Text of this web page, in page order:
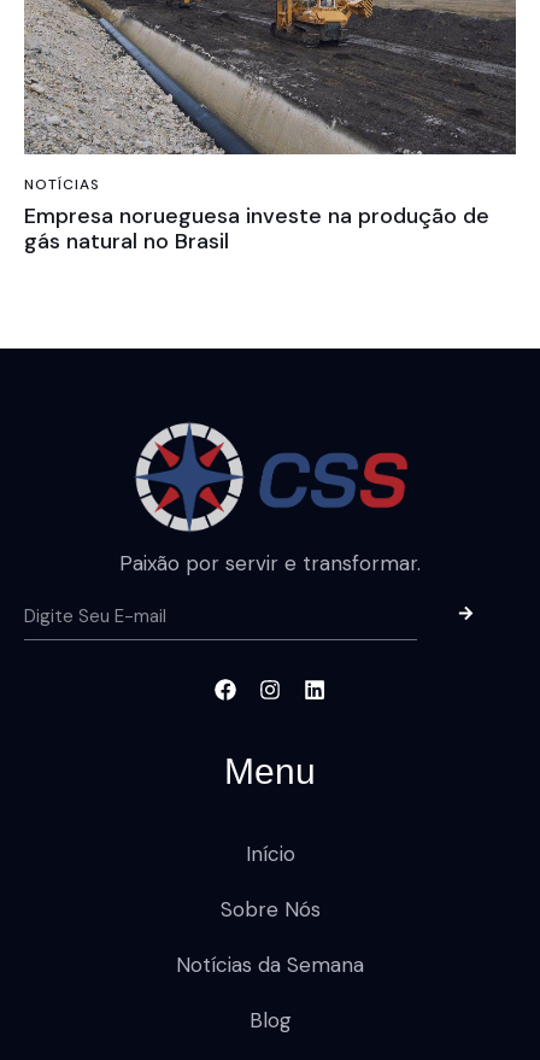
NOTÍCIAS
Empresa norueguesa investe na produção de
gás natural no Brasil
Paixão por servir e transformar.
Menu
Início
Sobre Nós
Notícias da Semana
Blog